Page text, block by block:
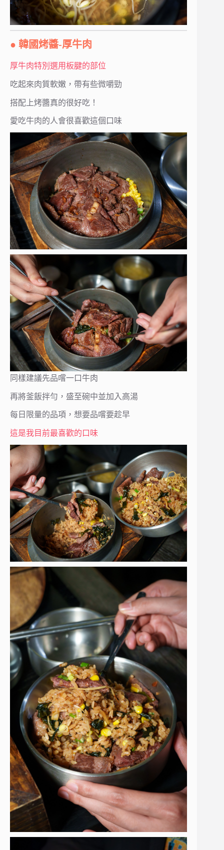
● 韓國烤醬-厚牛肉
厚牛肉特別選用板腱的部位
吃起來肉質軟嫩，帶有些微嚼勁
搭配上烤醬真的很好吃！
愛吃牛肉的人會很喜歡這個口味
同樣建議先品嚐一口牛肉
再將釜飯拌勻，盛至碗中並加入高湯
每日限量的品項，想要品嚐要趁早
這是我目前最喜歡的口味